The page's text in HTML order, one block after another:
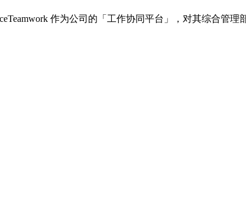
作为公司的「工作协同平台」，对其综合管理